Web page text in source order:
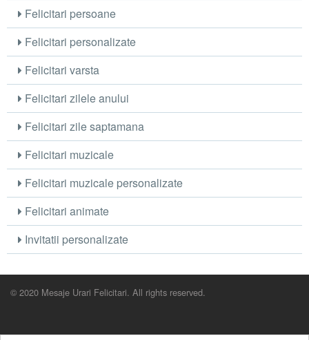
Felicitari persoane
Felicitari personalizate
Felicitari varsta
Felicitari zilele anului
Felicitari zile saptamana
Felicitari muzicale
Felicitari muzicale personalizate
Felicitari animate
Invitatii personalizate
© 2020 Mesaje Urari Felicitari. All rights reserved.